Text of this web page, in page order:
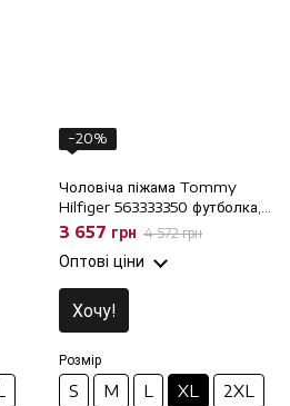
−20%
Чоловіча піжама Tommy
Hilfiger 563333350 футболка,
штани, XL
3 657 грн 4 572 грн
Оптові ціни
Хочу!
Розмір
S M L XL 2XL